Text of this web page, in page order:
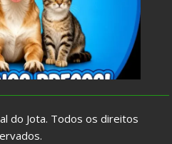
do Jota. Todos os direitos